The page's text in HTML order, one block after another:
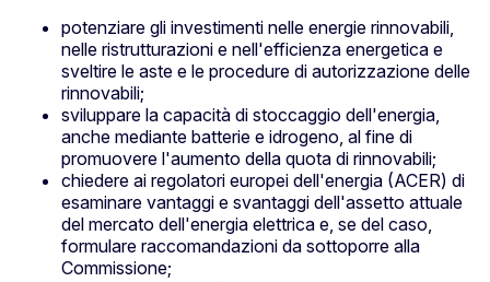
potenziare gli investimenti nelle energie rinnovabili,
nelle ristrutturazioni e nell'efficienza energetica e
sveltire le aste e le procedure di autorizzazione delle
rinnovabili;
sviluppare la capacità di stoccaggio dell'energia,
anche mediante batterie e idrogeno, al fine di
promuovere l'aumento della quota di rinnovabili;
chiedere ai regolatori europei dell'energia (ACER) di
esaminare vantaggi e svantaggi dell'assetto attuale
del mercato dell'energia elettrica e, se del caso,
formulare raccomandazioni da sottoporre alla
Commissione;